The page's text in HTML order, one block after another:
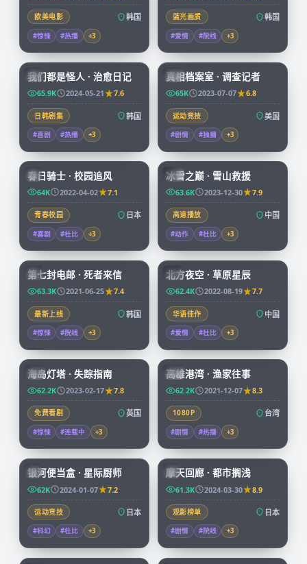
欧美电影 韩国
#惊悚 #热播 +3
蓝光画质 韩国
#爱情 #院线 +3
KR
66:08
我们都是怪人 · 治愈日记
65.9K 2024-05-21 7.6
日韩剧集 韩国
#喜剧 #热播 +3
CN
50:05
真相档案室 · 调查记者
65K 2023-07-07 6.8
运动竞技 美国
#剧情 #独播 +3
JP
73:38
春日骑士 · 校园追风
64K 2022-04-02 7.1
青春校园 日本
#喜剧 #杜比 +3
CN
冰雪之巅 · 雪山救援
63.6K 2023-12-30 7.9
高速播放 中国
#动作 #杜比 +3
KR
99:14
第七封电邮 · 死者来信
63.3K 2021-06-25 7.4
最新上线 韩国
#惊悚 #院线 +3
CN
99:01
北方夜空 · 草原星辰
62.4K 2022-08-19 7.7
华语佳作 中国
#爱情 #杜比 +3
CN
海岛灯塔 · 失踪指南
62.2K 2023-02-17 7.8
免费看剧 英国
#惊悚 #连载中 +3
TW
高雄港湾 · 渔家往事
62.2K 2021-12-07 8.3
1080P 台湾
#剧情 #热播 +3
JP
59:46
银河便当盒 · 星际厨师
62K 2024-01-07 7.2
运动竞技 日本
#科幻 #杜比 +3
JP
45:37
摩天回廊 · 都市搁浅
61.3K 2024-03-30 8.9
观影榜单 日本
#剧情 #院线 +3